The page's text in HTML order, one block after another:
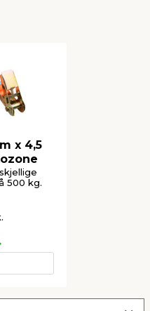
x 4,5
500 kg.